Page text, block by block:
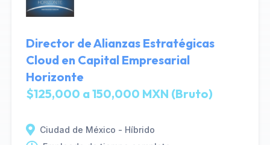
Director de Alianzas Estratégicas
Cloud en Capital Empresarial
Horizonte
$125,000 a 150,000 MXN (Bruto)
Ciudad de México - Híbrido